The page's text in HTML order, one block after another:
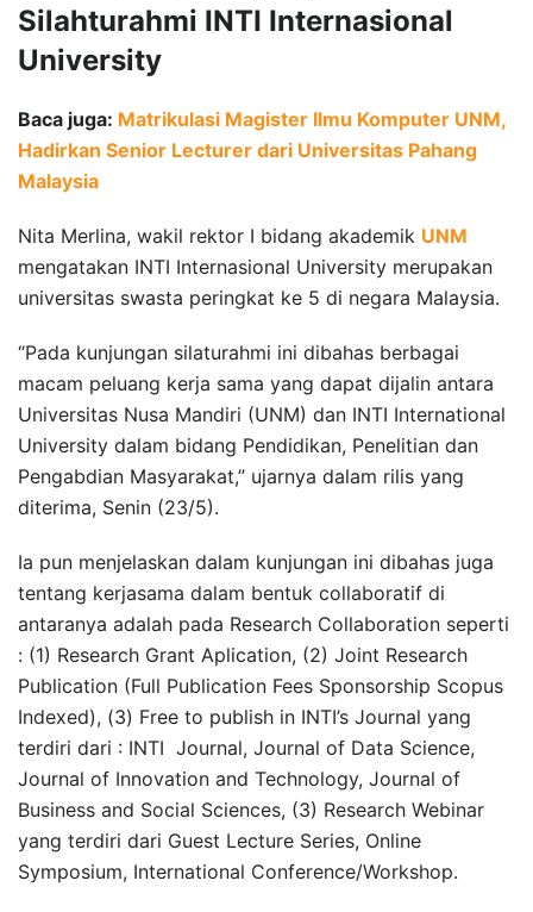
Silahturahmi INTI Internasional
University
Baca juga: Matrikulasi Magister Ilmu Komputer UNM,
Hadirkan Senior Lecturer dari Universitas Pahang
Malaysia
Nita Merlina, wakil rektor I bidang akademik UNM
mengatakan INTI Internasional University merupakan
universitas swasta peringkat ke 5 di negara Malaysia.
“Pada kunjungan silaturahmi ini dibahas berbagai
macam peluang kerja sama yang dapat dijalin antara
Universitas Nusa Mandiri (UNM) dan INTI International
University dalam bidang Pendidikan, Penelitian dan
Pengabdian Masyarakat,” ujarnya dalam rilis yang
diterima, Senin (23/5).
Ia pun menjelaskan dalam kunjungan ini dibahas juga
tentang kerjasama dalam bentuk collaboratif di
antaranya adalah pada Research Collaboration seperti
: (1) Research Grant Aplication, (2) Joint Research
Publication (Full Publication Fees Sponsorship Scopus
Indexed), (3) Free to publish in INTI’s Journal yang
terdiri dari : INTI Journal, Journal of Data Science,
Journal of Innovation and Technology, Journal of
Business and Social Sciences, (3) Research Webinar
yang terdiri dari Guest Lecture Series, Online
Symposium, International Conference/Workshop.